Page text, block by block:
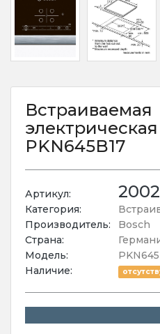
Встраиваемая
PKN645B17
Артикул:
Категория:
Производитель:
Bosch
Страна:
Модель:
Наличие: